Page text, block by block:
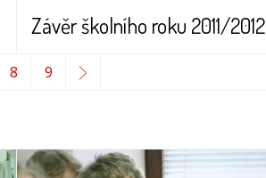
Závěr školního roku 2011/2012
8 9